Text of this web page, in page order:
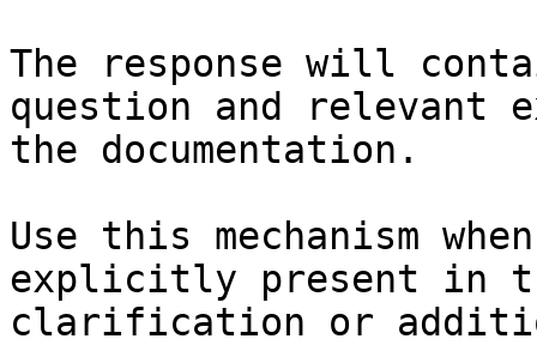
The response will
question and relevant
the documentation.
Use this mechanism
explicitly present in
clarification or